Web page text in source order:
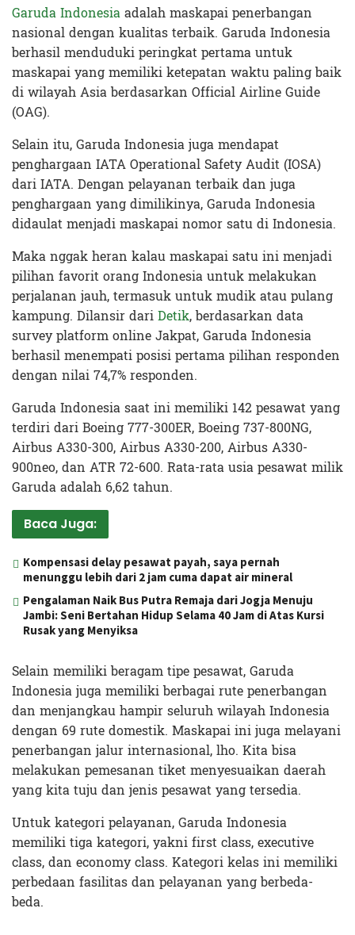
Garuda Indonesiaadalah maskapai penerbangan
nasional dengan kualitas terbaik. Garuda Indonesia
berhasil menduduki peringkat pertama untuk
maskapai yang memiliki ketepatan waktu paling baik
di wilayah Asia berdasarkan Official Airline Guide
(OAG).
Selain itu, Garuda Indonesia juga mendapat
penghargaan IATA Operational Safety Audit (IOSA)
dari IATA. Dengan pelayanan terbaik dan juga
penghargaan yang dimilikinya, Garuda Indonesia
didaulat menjadi maskapai nomor satu di Indonesia.
Maka nggak heran kalau maskapai satu ini menjadi
pilihan favorit orang Indonesia untuk melakukan
perjalanan jauh, termasuk untuk mudik atau pulang
kampung. Dilansir dariDetik, berdasarkan data
survey platform online Jakpat, Garuda Indonesia
berhasil menempati posisi pertama pilihan responden
dengan nilai 74,7% responden.
Garuda Indonesia saat ini memiliki 142 pesawat yang
terdiri dari Boeing 777-300ER, Boeing 737-800NG,
Airbus A330-300, Airbus A330-200, Airbus A330-
900neo, dan ATR 72-600. Rata-rata usia pesawat milik
Garuda adalah 6,62 tahun.
Baca Juga:
Kompensasi delay pesawat payah, saya pernah
menunggu lebih dari 2 jam cuma dapat air mineral
Pengalaman Naik Bus Putra Remaja dari Jogja Menuju
Jambi: Seni Bertahan Hidup Selama 40 Jam di Atas Kursi
Rusak yang Menyiksa
Selain memiliki beragam tipe pesawat, Garuda
Indonesia juga memiliki berbagai rute penerbangan
dan menjangkau hampir seluruh wilayah Indonesia
dengan 69 rute domestik. Maskapai ini juga melayani
penerbangan jalur internasional, lho. Kita bisa
melakukan pemesanan tiket menyesuaikan daerah
yang kita tuju dan jenis pesawat yang tersedia.
Untuk kategori pelayanan, Garuda Indonesia
memiliki tiga kategori, yakni first class, executive
class, dan economy class. Kategori kelas ini memiliki
perbedaan fasilitas dan pelayanan yang berbeda-
beda.